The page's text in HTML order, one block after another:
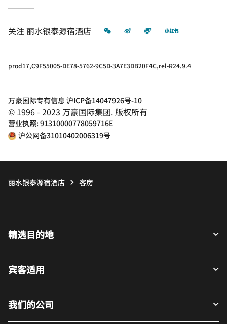
关注 丽水银泰源宿酒店 微信 微博 飞猪 小红书
prod17,C9F55005-DE78-5762-9C5D-3A7E3DB20F4C,rel-R24.9.4
万豪国际专有信息 沪ICP备14047926号-10
© 1996 - 2023 万豪国际集团. 版权所有
营业执照: 91310000778059716E
沪公网备31010402006319号
丽水银泰源宿酒店 客房
精选目的地
宾客适用
我们的公司